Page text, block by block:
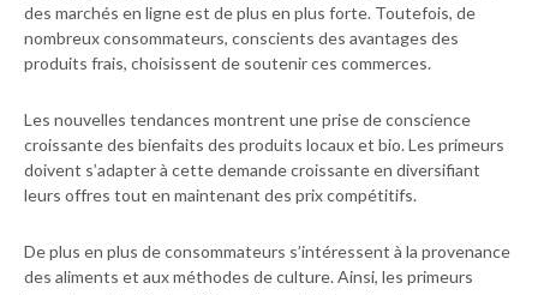
des marchés en ligne est de plus en plus forte. Toutefois, de
nombreux consommateurs, conscients des avantages des
produits frais, choisissent de soutenir ces commerces.
Les nouvelles tendances montrent une prise de conscience
croissante des bienfaits des produits locaux et bio. Les primeurs
doivent s’adapter à cette demande croissante en diversifiant
leurs offres tout en maintenant des prix compétitifs.
De plus en plus de consommateurs s’intéressent à la provenance
des aliments et aux méthodes de culture. Ainsi, les primeurs